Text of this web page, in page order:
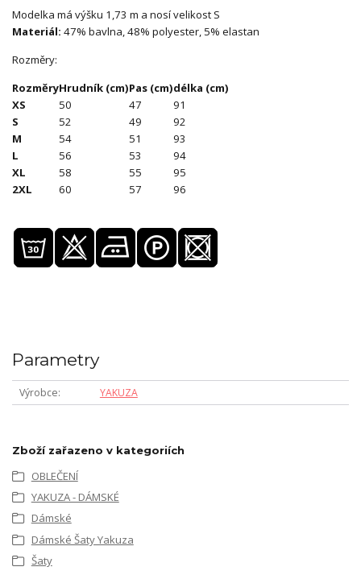
Modelka má výšku 1,73 m a nosí velikost S
Materiál: 47% bavlna, 48% polyester, 5% elastan
Rozměry:
RozměryHrudník (cm)Pas (cm)délka (cm)
XS
50 47
91
S
52 49
92
M
54 51
93
L
56 53
94
XL
58 55
95
2XL
60 57 96
Parametry
Výrobce YAKUZA
Zboží zařazeno v kategoriích
OBLEČENÍ
YAKUZA - DÁMSKÉ
Dámské
Dámské Šaty Yakuza
Šaty